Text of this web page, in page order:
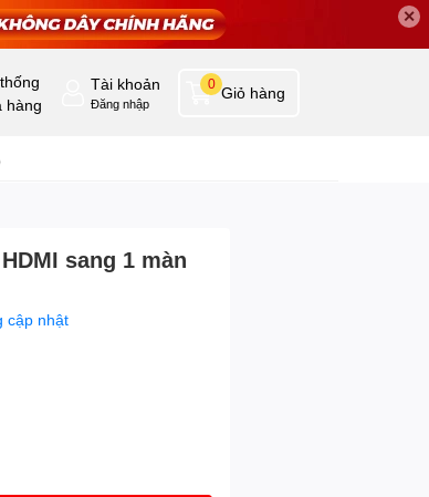
✕
hàng
Tài khoản
Đăng nhập
Giỏ hàng
0
sang 1 màn
cập nhật